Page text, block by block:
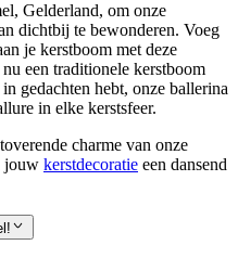
Gelderland, om onze
dichtbij te bewonderen. Voeg
je kerstboom met deze
een traditionele kerstboom
gedachten hebt, onze ballerina
in elke kerstsfeer.
charme van onze
jouw kerstdecoratie een dansend